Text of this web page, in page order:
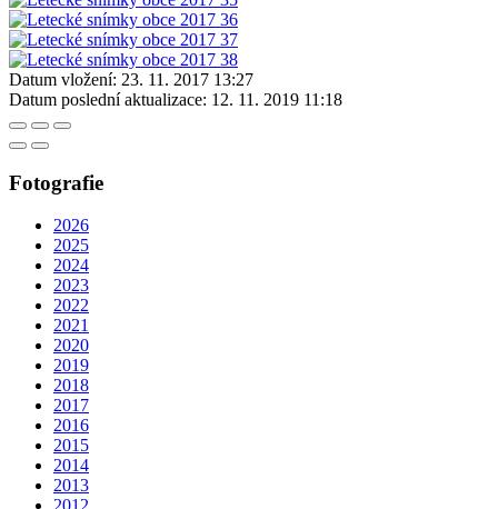
Datum vložení: 23. 11. 2017 13:27
Datum poslední aktualizace: 12. 11. 2019 11:18
Fotografie
2026
2025
2024
2023
2022
2021
2020
2019
2018
2017
2016
2015
2014
2013